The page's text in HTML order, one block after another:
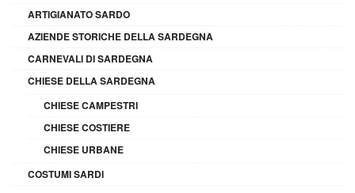
ARTIGIANATO SARDO
AZIENDE STORICHE DELLA SARDEGNA
CARNEVALI DI SARDEGNA
CHIESE DELLA SARDEGNA
CHIESE CAMPESTRI
CHIESE COSTIERE
CHIESE URBANE
COSTUMI SARDI